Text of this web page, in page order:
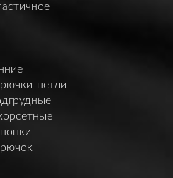
петли